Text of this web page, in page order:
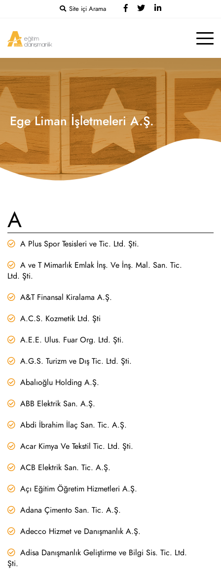
Site içi Arama
Ege Liman İşletmeleri A.Ş.
A
A Plus Spor Tesisleri ve Tic. Ltd. Şti.
A ve T Mimarlık Emlak İnş. Ve İnş. Mal. San. Tic.
Ltd. Şti.
A&T Finansal Kiralama A.Ş.
A.C.S. Kozmetik Ltd. Şti
A.E.E. Ulus. Fuar Org. Ltd. Şti.
A.G.S. Turizm ve Dış Tic. Ltd. Şti.
Abalıoğlu Holding A.Ş.
ABB Elektrik San. A.Ş.
Abdi İbrahim İlaç San. Tic. A.Ş.
Acar Kimya Ve Tekstil Tic. Ltd. Şti.
ACB Elektrik San. Tic. A.Ş.
Açı Eğitim Öğretim Hizmetleri A.Ş.
Adana Çimento San. Tic. A.Ş.
Adecco Hizmet ve Danışmanlık A.Ş.
Adisa Danışmanlık Geliştirme ve Bilgi Sis. Tic. Ltd.
Şti.